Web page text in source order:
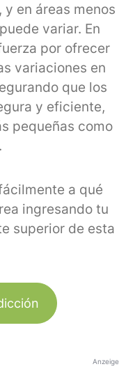
en áreas menos
variar. En
por ofrecer
variaciones en
que los
y eficiente,
pequeñas como
a qué
ingresando tu
superior de esta
Anzeige